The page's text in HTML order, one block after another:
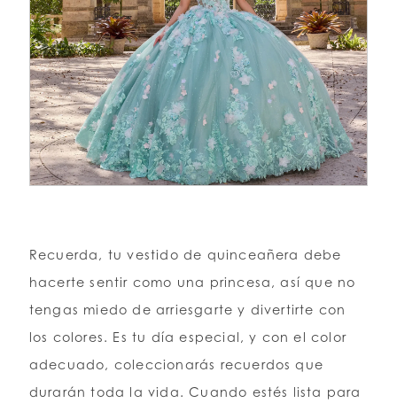
Recuerda, tu vestido de quinceañera debe
hacerte sentir como una princesa, así que no
tengas miedo de arriesgarte y divertirte con
los colores. Es tu día especial, y con el color
adecuado, coleccionarás recuerdos que
durarán toda la vida. Cuando estés lista para